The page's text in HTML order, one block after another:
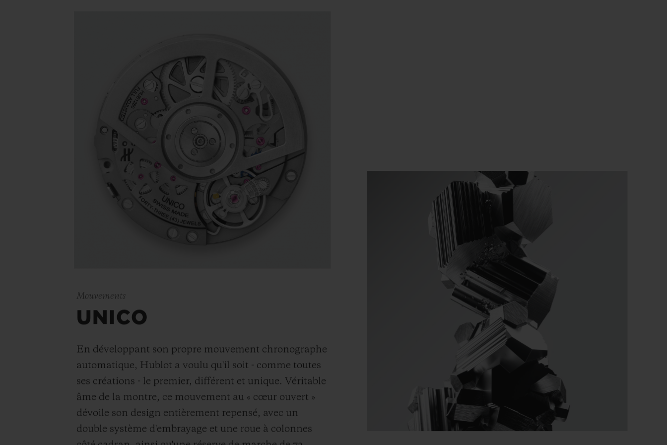
Mouvements
UNICO
En développant son propre mouvement chronographe
automatique, Hublot a voulu qu'il soit - comme toutes
ses créations - le premier, différent et unique. Véritable
âme de la montre, ce mouvement au « cœur ouvert »
dévoile son design entièrement repensé, avec un
double système d'embrayage et une roue à colonnes